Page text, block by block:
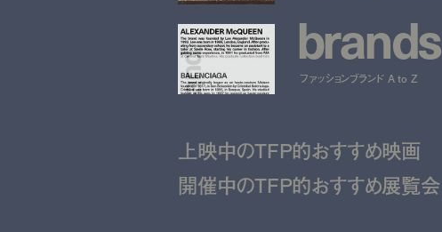
brands
ファッションブランド A to Z
上映中のTFP的おすすめ映画
開催中のTFP的おすすめ展覧会